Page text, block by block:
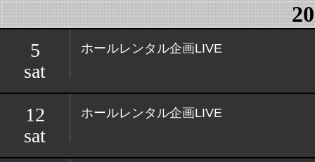
5
sat
ホールレンタル企画LIVE
12
sat
ホールレンタル企画LIVE